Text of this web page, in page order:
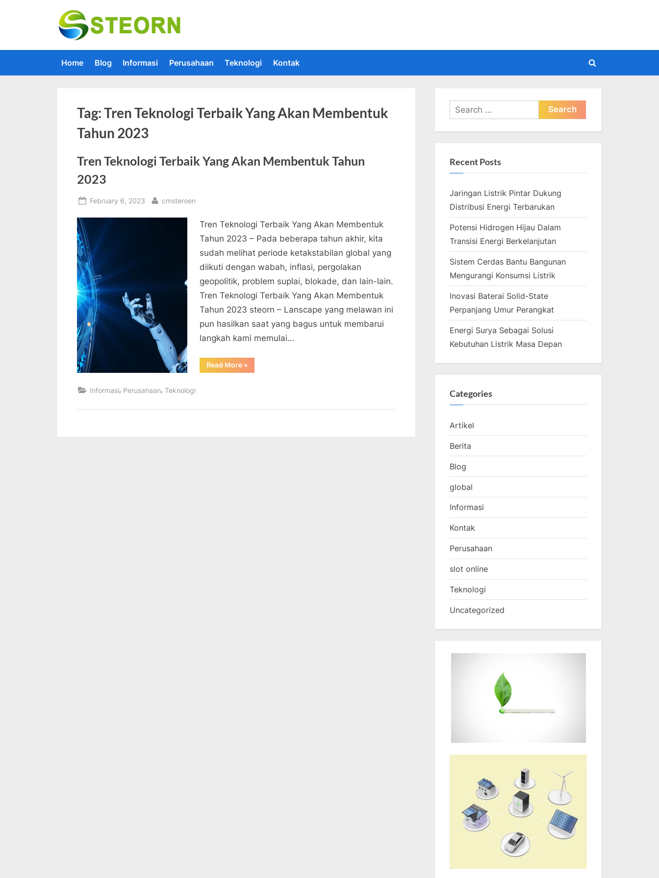
Home Blog Informasi Perusahaan Teknologi Kontak
Toggle
Tag:Tren Teknologi Terbaik Yang Akan Membentuk
Tahun 2023
Tren Teknologi Terbaik Yang Akan Membentuk Tahun
2023
Posted
February 6, 2023 By
cmsteroen
Tren Teknologi Terbaik Yang Akan Membentuk
Tahun 2023 – Pada beberapa tahun akhir, kita
sudah melihat periode ketakstabilan global yang
diikuti dengan wabah, inflasi, pergolakan
geopolitik, problem suplai, blokade, dan lain-lain.
Tren Teknologi Terbaik Yang Akan Membentuk
Tahun 2023 steorn – Lanscape yang melawan ini
pun hasilkan saat yang bagus untuk membarui
langkah kami memulai…
Read More“Tren
Teknologi
2023”
»
Informasi, Perusahaan, Teknologi
Search
for:
Recent Posts
Jaringan Listrik Pintar Dukung
Distribusi Energi Terbarukan
Potensi Hidrogen Hijau Dalam
Transisi Energi Berkelanjutan
Sistem Cerdas Bantu Bangunan
Mengurangi Konsumsi Listrik
Inovasi Baterai Solid-State
Perpanjang Umur Perangkat
Energi Surya Sebagai Solusi
Kebutuhan Listrik Masa Depan
Categories
Artikel
Berita
Blog
global
Informasi
Kontak
Perusahaan
slot online
Teknologi
Uncategorized